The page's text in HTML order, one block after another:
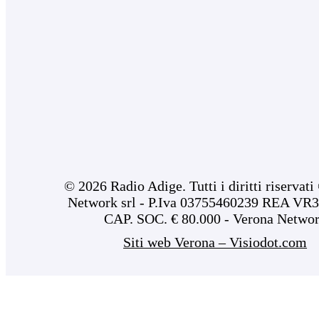
© 2026 Radio Adige. Tutti i diritti riservati
Network srl - P.Iva 03755460239 REA
CAP. SOC. € 80.000 - Verona
Siti web Verona – Visiodot.com